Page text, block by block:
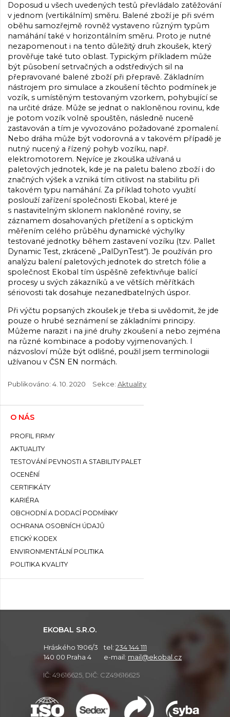
Doposud u všech uvedených testů převládalo zatěžování
v jednom (vertikálním) směru. Balené zboží je při svém
oběhu samozřejmě rovněž vystaveno různým typům
namáhání také v horizontálním směru. Proto je nutné
nezapomenout i na tento důležitý druh zkoušek, který
prověřuje také tuto oblast. Typickým příkladem může
být působení setrvačných a odstředivých sil na
přepravované balené zboží při přepravě. Základním
nástrojem pro simulace a zkoušení těchto podmínek je
vozík, s umístěným testovaným vzorkem, pohybující se
na určité dráze. Může se jednat o nakloněnou rovinu, kde
je potom vozík volně spouštěn, následně nuceně
zastavován a tím je vyvozováno požadované zpomalení.
Nebo dráha může být vodorovná a v takovém případě je
nutný nucený a řízený pohyb vozíku, např.
elektromotorem. Nejvíce je zkouška užívaná u
paletových jednotek, kde je na paletu baleno zboží i do
značných výšek a vzniká tím citlivost na stabilitu při
takovém typu namáhání. Za příklad tohoto využití
poslouží zařízení společnosti Ekobal, které je
s nastavitelným sklonem nakloněné roviny, se
záznamem dosahovaných přetížení a s optickým
měřením celého průběhu dynamické výchylky
testované jednotky během zastavení vozíku (tzv. Pallet
Dynamic Test, zkráceně „PalDynTest“). Je používán pro
analýzu balení paletových jednotek do stretch fólie a
společnost Ekobal tím úspěšně zefektivňuje balící
procesy u svých zákazníků a ve větších měřítkách
sériovosti tak dosahuje nezanedbatelných úspor.
Při výčtu popsaných zkoušek je třeba si uvědomit, že jde
pouze o hrubé seznámení se základními principy.
Můžeme narazit i na jiné druhy zkoušení a nebo zejména
na různé kombinace a podoby vyjmenovaných. I
názvosloví může být odlišné, použil jsem terminologii
užívanou v ČSN EN normách.
Publikováno: 4. 10. 2020 Sekce: Aktuality
O NÁS
PROFIL FIRMY
AKTUALITY
TESTOVÁNÍ PEVNOSTI A STABILITY PALET
OCENĚNÍ
CERTIFIKÁTY
KARIÉRA
OBCHODNÍ A DODACÍ PODMÍNKY
OCHRANA OSOBNÍCH ÚDAJŮ
ETICKÝ KODEX
ENVIRONMENTÁLNÍ POLITIKA
POLITIKA KVALITY
EKOBAL S.R.O.
Hráského 1906/3
140 00 Praha 4
tel: 234 144 111
e-mail: mail@ekobal.cz
IČ: 49616625, DIČ: CZ49616625